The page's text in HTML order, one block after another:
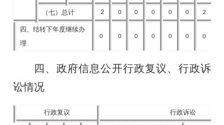
（七）总计 2 0 0 0 0 0 2
四、结转下年度继续办
理
0 0 0 0 0 0 0
四、政府信息公开行政复议、行政诉
讼情况
行政复议 行政诉讼